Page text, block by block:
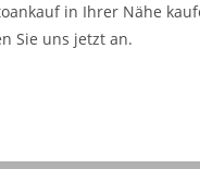
in Ihrer Nähe
Sie uns jetzt an.